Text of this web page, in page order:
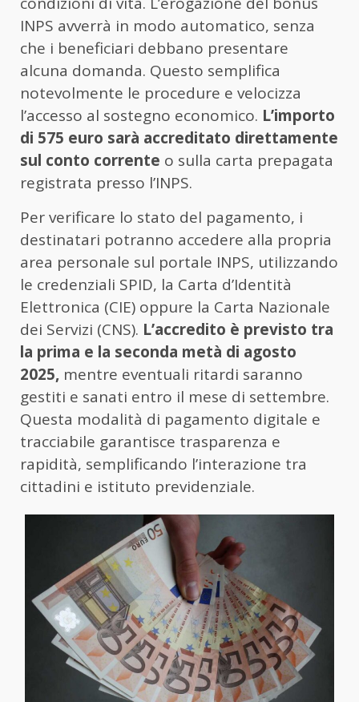
INPS avverrà in modo automatico, senza
che i beneficiari debbano presentare
alcuna domanda. Questo semplifica
notevolmente le procedure e velocizza
l’accesso al sostegno economico. L’importo
di 575 euro sarà accreditato direttamente
sul conto corrente o sulla carta prepagata
registrata presso l’INPS.
Per verificare lo stato del pagamento, i
destinatari potranno accedere alla propria
area personale sul portale INPS, utilizzando
le credenziali SPID, la Carta d’Identità
Elettronica (CIE) oppure la Carta Nazionale
dei Servizi (CNS). L’accredito è previsto tra
la prima e la seconda metà di agosto
2025, mentre eventuali ritardi saranno
gestiti e sanati entro il mese di settembre.
Questa modalità di pagamento digitale e
tracciabile garantisce trasparenza e
rapidità, semplificando l’interazione tra
cittadini e istituto previdenziale.